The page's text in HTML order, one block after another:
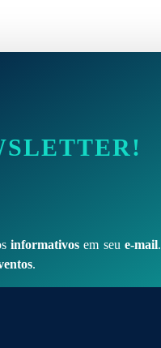
informativos em seu e-mail.
.